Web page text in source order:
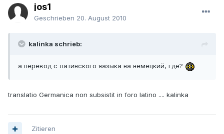
jos1
Geschrieben 20. August 2010
kalinka schrieb:
а перевод с латинского яазыка на немецкий, где?
translatio Germanica non subsistit in foro latino .... kalinka
Zitieren